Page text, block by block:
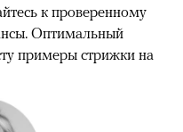
к проверенному
Оптимальный
примеры стрижки на